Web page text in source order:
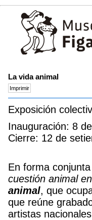
La vida animal
Exposición
Inauguración: 8
Cierre: 12 de
En forma
cuestión animal
animal, que
que reúne
artistas